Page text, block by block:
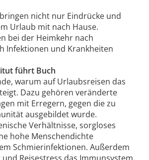
nicht nur Eindrücke und
Urlaub mit nach Hause.
bei der Heimkehr nach
Infektionen und Krankheiten
führt Buch
warum auf Urlaubsreisen das
Dazu gehören veränderte
mit Erregern, gegen die zu
ausgebildet wurde.
Verhältnisse, sorgloses
hohe Menschendichte
Schmierinfektionen. Außerdem